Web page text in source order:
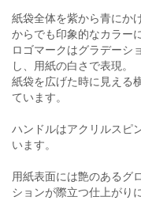
紙袋全体を紫から青にか
からでも印象的なカラー
ロゴマークはグラデーシ
し、用紙の白さで表現。
紙袋を広げた時に見える
ています。
ハンドルはアクリルスピ
います。
用紙表面には艶のあるグ
ションが際立つ仕上がりに